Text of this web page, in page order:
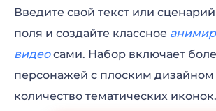
Промо для особого события
Промо “Вдохновение”
Промо мероприятия в ярких
Введите свой текст или
поля и создайте классное
видеосами. Набор включает
персонажей с плоским
количество тематических иконок.